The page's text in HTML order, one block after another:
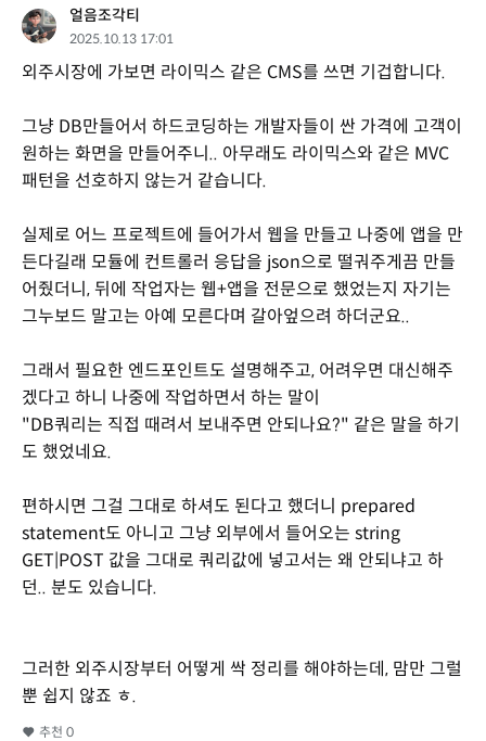
얼음조각티
2025.10.13 17:01
외주시장에 가보면 라이믹스 같은 CMS를 쓰면 기겁합니다.
그냥 DB만들어서 하드코딩하는 개발자들이 싼 가격에 고객이
원하는 화면을 만들어주니.. 아무래도 라이믹스와 같은 MVC
패턴을 선호하지 않는거 같습니다.
실제로 어느 프로젝트에 들어가서 웹을 만들고 나중에 앱을 만
든다길래 모듈에 컨트롤러 응답을 json으로 떨궈주게끔 만들
어줬더니, 뒤에 작업자는 웹+앱을 전문으로 했었는지 자기는
그누보드 말고는 아예 모른다며 갈아엎으려 하더군요..
그래서 필요한 엔드포인트도 설명해주고, 어려우면 대신해주
겠다고 하니 나중에 작업하면서 하는 말이
"DB쿼리는 직접 때려서 보내주면 안되나요?" 같은 말을 하기
도 했었네요.
편하시면 그걸 그대로 하셔도 된다고 했더니 prepared
statement도 아니고 그냥 외부에서 들어오는 string
GET|POST 값을 그대로 쿼리값에 넣고서는 왜 안되냐고 하
던.. 분도 있습니다.
그러한 외주시장부터 어떻게 싹 정리를 해야하는데, 맘만 그럴
뿐 쉽지 않죠 ㅎ.
추천 0